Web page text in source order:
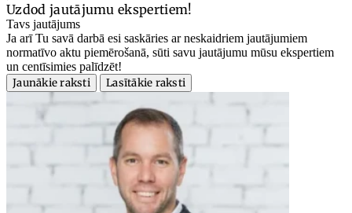
Uzdod jautājumu ekspertiem!
Tavs jautājums
Ja arī Tu savā darbā esi saskāries ar neskaidriem jautājumiem
normatīvo aktu piemērošanā, sūti savu jautājumu mūsu ekspertiem
un centīsimies palīdzēt!
Jaunākie raksti
Lasītākie raksti